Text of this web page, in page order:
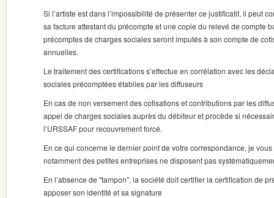
Si l’artiste est dans l’impossibilité de présenter ce justificatif, il peut
sa facture attestant du précompte et une copie du relevé de compte
précomptes de charges sociales seront imputés à son compte de
annuelles.
Le traitement des certifications s’effectue en corrélation avec les
sociales précomptées établies par les diffuseurs
En cas de non versement des cotisations et contributions par les
appel de charges sociales auprès du débiteur et procède si
l’URSSAF pour recouvrement forcé.
En ce qui concerne le dernier point de votre correspondance, je
notamment des petites entreprises ne disposent pas
En l’absence de "tampon", la société doit certifier la certification de
apposer son identité et sa signature